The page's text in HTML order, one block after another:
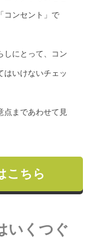
コンセント」で
しにとって、コン
はいけないチェッ
点まであわせて見
こちら
いくつぐ